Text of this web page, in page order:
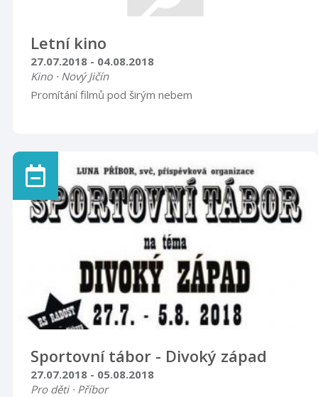
Letní kino
27.07.2018 - 04.08.2018
Kino · Nový Jičín
​Promítání filmů pod širým nebem
Sportovní tábor - Divoký západ
27.07.2018 - 05.08.2018
Pro děti · Příbor